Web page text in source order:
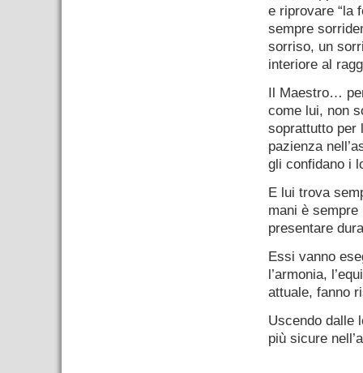
e riprovare “la
sempre
sorriso, un
interiore al
Il Maestro…
come lui, non
soprattutto per
pazienza
gli confidano i
E lui trova
mani è
presentare
Essi vanno
l’armonia,
attuale, fanno
Uscendo dalle
più sicure